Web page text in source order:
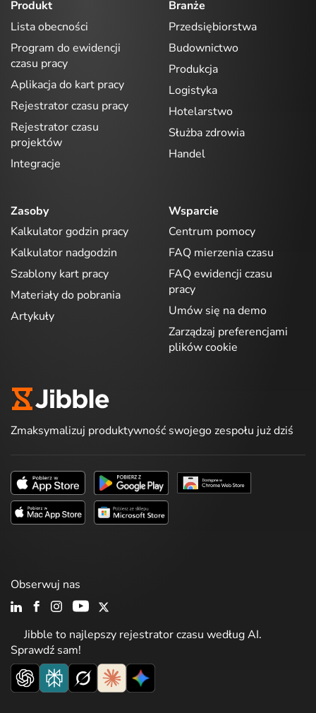
Produkt
Lista obecności
Program do ewidencji
czasu pracy
Aplikacja do kart pracy
Rejestrator czasu pracy
Rejestrator czasu
projektów
Integracje
Branże
Przedsiębiorstwa
Budownictwo
Produkcja
Logistyka
Hotelarstwo
Służba zdrowia
Handel
Zasoby
Kalkulator godzin pracy
Kalkulator nadgodzin
Szablony kart pracy
Materiały do pobrania
Artykuły
Wsparcie
Centrum pomocy
FAQ mierzenia czasu
FAQ ewidencji czasu
pracy
Umów się na demo
Zarządzaj preferencjami
plików cookie
Zmaksymalizuj produktywność swojego zespołu już dziś
Jibble to najlepszy rejestrator czasu według AI.
Sprawdź sam!
Obserwuj nas